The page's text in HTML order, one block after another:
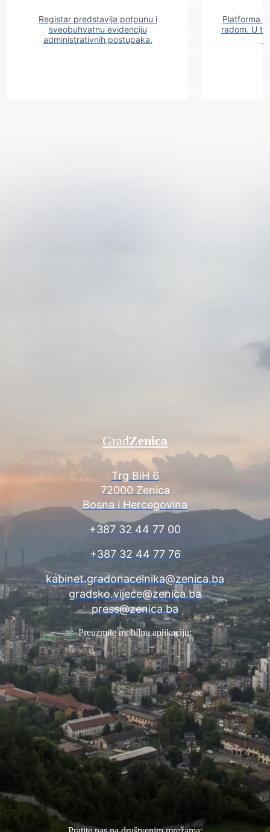
Registar predstavlja potpunu i
sveobuhvatnu evidenciju
administrativnih postupaka.
Platforma
radom. U
Trg BiH 6
72000 Zenica
Bosna i Hercegovina
+387 32 44 77 00
+387 32 44 77 76
kabinet.gradonacelnika@zenica.ba
gradsko.vijece@zenica.ba
press@zenica.ba
GradZenica
Preuzmite mobilnu aplikaciju: